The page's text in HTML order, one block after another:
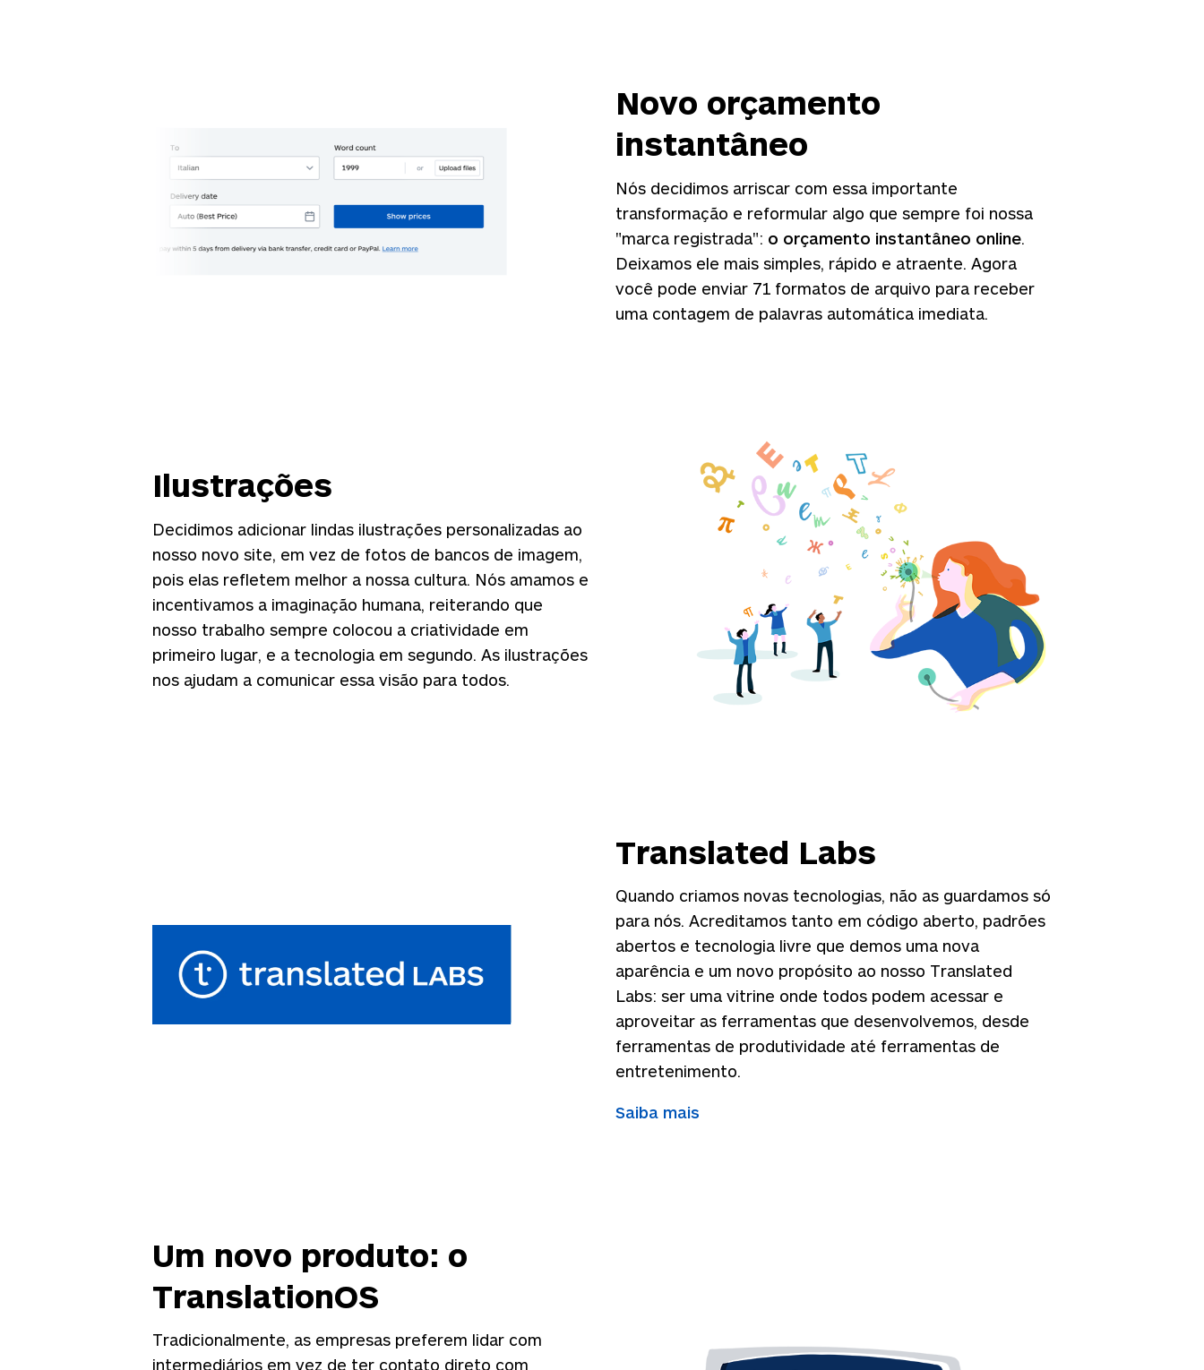
Novo orçamento
instantâneo
Nós decidimos arriscar com essa importante
transformação e reformular algo que sempre foi nossa
"marca registrada": o orçamento instantâneo online.
Deixamos ele mais simples, rápido e atraente. Agora
você pode enviar 71 formatos de arquivo para receber
uma contagem de palavras automática imediata.
Ilustrações
Decidimos adicionar lindas ilustrações personalizadas ao
nosso novo site, em vez de fotos de bancos de imagem,
pois elas refletem melhor a nossa cultura. Nós amamos e
incentivamos a imaginação humana, reiterando que
nosso trabalho sempre colocou a criatividade em
primeiro lugar, e a tecnologia em segundo. As ilustrações
nos ajudam a comunicar essa visão para todos.
Translated Labs
Quando criamos novas tecnologias, não as guardamos só
para nós. Acreditamos tanto em código aberto, padrões
abertos e tecnologia livre que demos uma nova
aparência e um novo propósito ao nosso Translated
Labs: ser uma vitrine onde todos podem acessar e
aproveitar as ferramentas que desenvolvemos, desde
ferramentas de produtividade até ferramentas de
entretenimento.
Saiba mais
Um novo produto: o
TranslationOS
Tradicionalmente, as empresas preferem lidar com
intermediários em vez de ter contato direto com